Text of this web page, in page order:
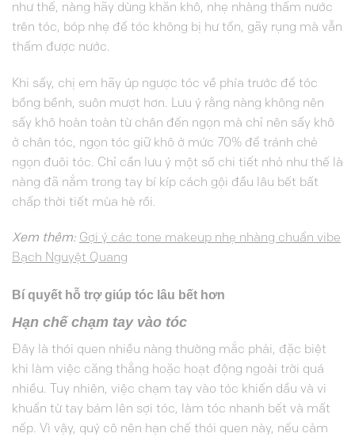
như thế, nàng hãy dùng khăn khô, nhẹ nhàng thấm nước
trên tóc, bóp nhẹ để tóc không bị hư tổn, gãy rụng mà vẫn
thấm được nước.
Khi sấy, chị em hãy úp ngược tóc về phía trước để tóc
bồng bềnh, suôn mượt hơn. Lưu ý rằng nàng không nên
sấy khô hoàn toàn từ chân đến ngọn mà chỉ nên sấy khô
ở chân tóc, ngọn tóc giữ khô ở mức 70% để tránh chẻ
ngọn đuôi tóc. Chỉ cần lưu ý một số chi tiết nhỏ như thế là
nàng đã nắm trong tay bí kíp cách gội đầu lâu bết bất
chấp thời tiết mùa hè rồi.
Xem thêm: Gợi ý các tone makeup nhẹ nhàng chuẩn vibe
Bạch Nguyệt Quang
Bí quyết hỗ trợ giúp tóc lâu bết hơn
Hạn chế chạm tay vào tóc
Đây là thói quen nhiều nàng thường mắc phải, đặc biệt
khi làm việc căng thẳng hoặc hoạt động ngoài trời quá
nhiều. Tuy nhiên, việc chạm tay vào tóc khiến dầu và vi
khuẩn từ tay bám lên sợi tóc, làm tóc nhanh bết và mất
nếp. Vì vậy, quý cô nên hạn chế thói quen này, nếu cảm